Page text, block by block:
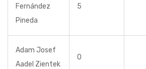
Fernández
Pineda
5
Adam Josef
Aadel Zientek
0